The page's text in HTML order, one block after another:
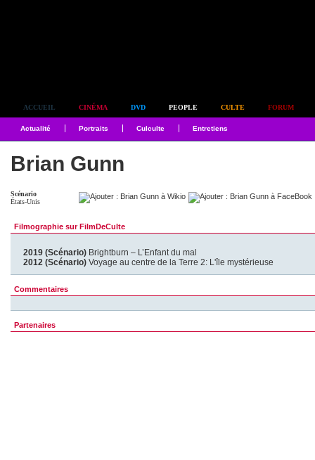
ACCUEIL CINÉMA DVD PEOPLE CULTE FORUM
Actualité Portraits Culculte Entretiens
Brian Gunn
Scénario
États-Unis
Filmographie sur FilmDeCulte
2019 (Scénario) Brightburn – L’Enfant du mal
2012 (Scénario) Voyage au centre de la Terre 2: L'île mystérieuse
Commentaires
Partenaires